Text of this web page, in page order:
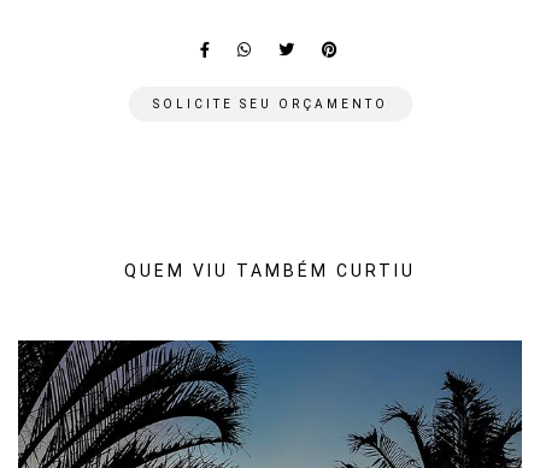
SOLICITE SEU ORÇAMENTO
QUEM VIU TAMBÉM CURTIU